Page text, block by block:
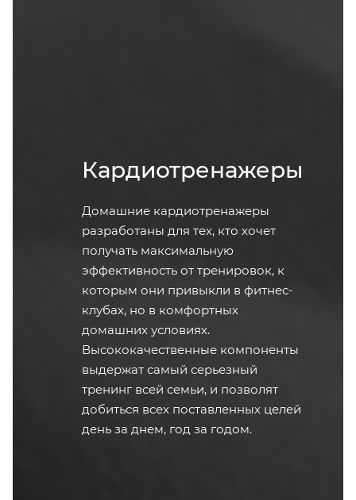
Кардиотренажеры
Домашние кардиотренажеры
разработаны для тех, кто хочет
получать максимальную
эффективность от тренировок, к
которым они привыкли в фитнес-
клубах, но в комфортных
домашних условиях.
Высококачественные компоненты
выдержат самый серьезный
тренинг всей семьи, и позволят
добиться всех поставленных целей
день за днем, год за годом.